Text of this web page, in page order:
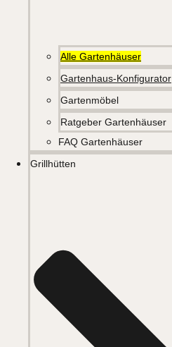
Alle Gartenhäuser
Gartenhaus-Konfigurator
Gartenmöbel
Ratgeber Gartenhäuser
FAQ Gartenhäuser
Grillhütten